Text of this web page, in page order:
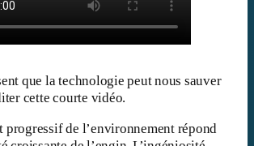
que la technologie peut nous sauver
cette courte vidéo.
progressif de l’environnement répond